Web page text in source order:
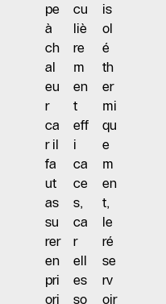
pe
à
ch
al
eu
r
ca
r il
fa
ut
as
su
rer
en
pri
ori
cu
liè
re
m
en
t
eff
i
ca
ce
s,
ca
r
ell
es
so
is
ol
é
th
er
mi
qu
e
m
en
t,
le
ré
se
rv
oir